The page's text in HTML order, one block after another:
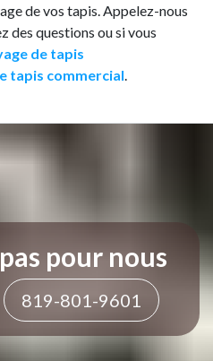
de vos tapis. Appelez-nous
des questions ou si vous
de tapis
tapis commercial
pour nous
819-801-9601